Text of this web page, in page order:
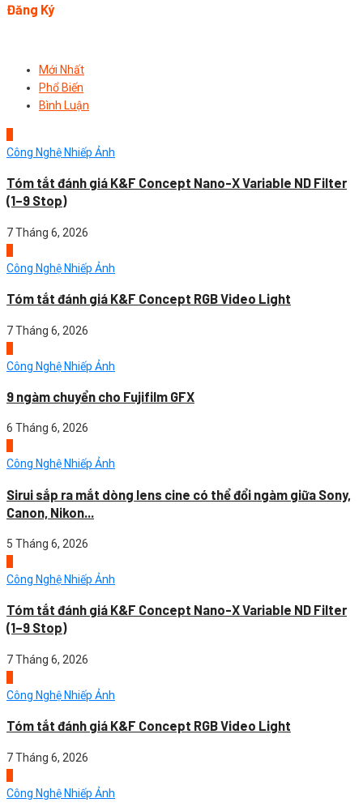
Đăng Ký
Mới Nhất
Phổ Biến
Bình Luận
Công Nghệ Nhiếp Ảnh
Tóm tắt đánh giá K&F Concept Nano-X Variable ND Filter
(1–9 Stop)
7 Tháng 6, 2026
Công Nghệ Nhiếp Ảnh
Tóm tắt đánh giá K&F Concept RGB Video Light
7 Tháng 6, 2026
Công Nghệ Nhiếp Ảnh
9 ngàm chuyển cho Fujifilm GFX
6 Tháng 6, 2026
Công Nghệ Nhiếp Ảnh
Sirui sắp ra mắt dòng lens cine có thể đổi ngàm giữa Sony,
Canon, Nikon...
5 Tháng 6, 2026
Công Nghệ Nhiếp Ảnh
Tóm tắt đánh giá K&F Concept Nano-X Variable ND Filter
(1–9 Stop)
7 Tháng 6, 2026
Công Nghệ Nhiếp Ảnh
Tóm tắt đánh giá K&F Concept RGB Video Light
7 Tháng 6, 2026
Công Nghệ Nhiếp Ảnh